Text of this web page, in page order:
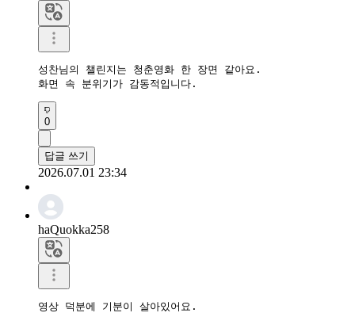
성찬님의 챌린지는 청춘영화 한 장면 같아요.
화면 속 분위기가 감동적입니다.
0
답글 쓰기
2026.07.01 23:34
haQuokka258
영상 덕분에 기분이 살아있어요.